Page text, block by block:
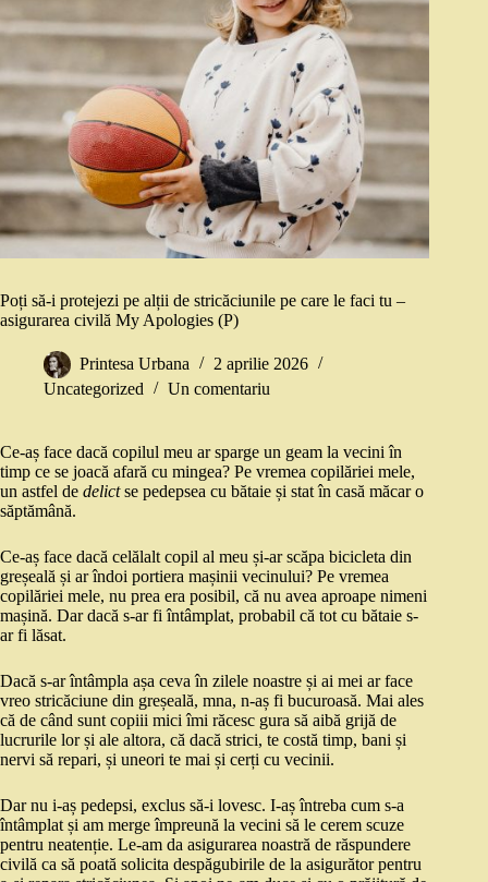
Poți să-i protejezi pe alții de stricăciunile pe care le faci tu –
asigurarea civilă My Apologies (P)
Printesa Urbana
2 aprilie 2026
Uncategorized
Un comentariu
Ce-aș face dacă copilul meu ar sparge un geam la vecini în
timp ce se joacă afară cu mingea? Pe vremea copilăriei mele,
un astfel de delictse pedepsea cu bătaie și stat în casă măcar o
săptămână.
Ce-aș face dacă celălalt copil al meu și-ar scăpa bicicleta din
greșeală și ar îndoi portiera mașinii vecinului? Pe vremea
copilăriei mele, nu prea era posibil, că nu avea aproape nimeni
mașină. Dar dacă s-ar fi întâmplat, probabil că tot cu bătaie s-
ar fi lăsat.
Dacă s-ar întâmpla așa ceva în zilele noastre și ai mei ar face
vreo stricăciune din greșeală, mna, n-aș fi bucuroasă. Mai ales
că de când sunt copiii mici îmi răcesc gura să aibă grijă de
lucrurile lor și ale altora, că dacă strici, te costă timp, bani și
nervi să repari, și uneori te mai și cerți cu vecinii.
Dar nu i-aș pedepsi, exclus să-i lovesc. I-aș întreba cum s-a
întâmplat și am merge împreună la vecini să le cerem scuze
pentru neatenție. Le-am da asigurarea noastră de răspundere
civilă ca să poată solicita despăgubirile de la asigurător pentru